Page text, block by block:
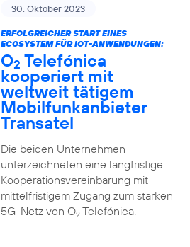
30. Oktober 2023
ERFOLGREICHER START EINES
ECOSYSTEM FÜR IOT-ANWENDUNGEN:
O2 Telefónica
kooperiert mit
weltweit tätigem
Mobilfunkanbieter
Transatel
Die beiden Unternehmen
unterzeichneten eine langfristige
Kooperationsvereinbarung mit
mittelfristigem Zugang zum starken
5G-Netz von O2Telefónica.